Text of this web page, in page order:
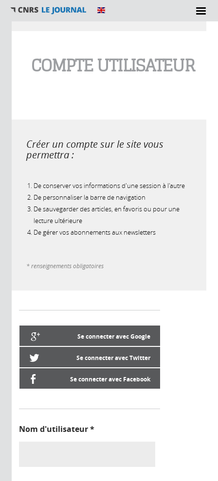
COMPTE UTILISATEUR
Créer un compte sur le site vous
permettra :
De conserver vos informations d'une session à l'autre
De personnaliser la barre de navigation
De sauvegarder des articles, en favoris ou pour une
lecture ultérieure
De gérer vos abonnements aux newsletters
* renseignements obligatoires
Se connecter avec Google
Se connecter avec Twitter
Se connecter avec Facebook
Nom d'utilisateur*